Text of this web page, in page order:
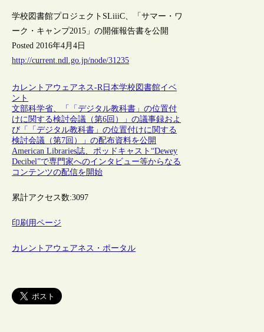
学校図書館プロジェクトSLiiiC、「サマー・ワ
ーク・キャンプ2015」の開催報告書を公開
Posted 2016年4月4日
http://current.ndl.go.jp/node/31235
カレントアウェアネス-R 日本学校図書館イベ
ント
文部科学省、「「デジタル教科書」の位置付
けに関する検討会議（第6回）」の議事録およ
び「「デジタル教科書」の位置付けに関する
検討会議（第7回）」の配布資料を公開
American Libraries誌、ポッドキャスト“Dewey
Decibel”で専門家へのインタビュー等からなる
コンテンツの配信を開始
累計アクセス数:3097
印刷用ページ
カレントアウェアネス・ポータル